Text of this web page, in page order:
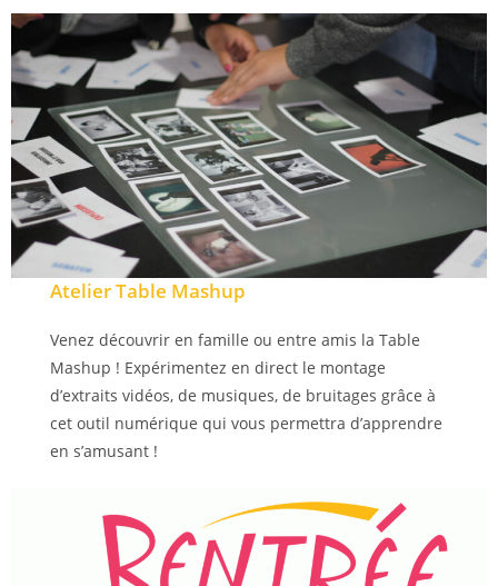
Atelier Table Mashup
Venez découvrir en famille ou entre amis la Table
Mashup ! Expérimentez en direct le montage
d’extraits vidéos, de musiques, de bruitages grâce à
cet outil numérique qui vous permettra d’apprendre
en s’amusant !